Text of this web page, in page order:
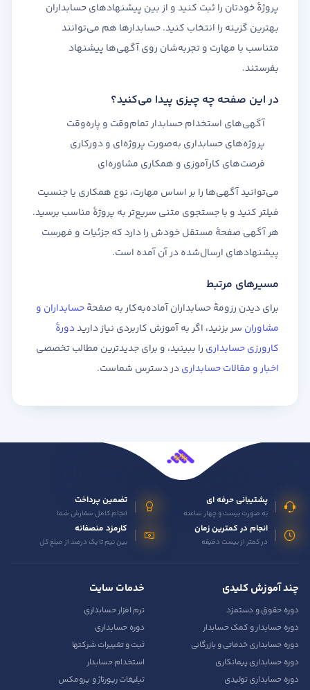
پروژهٔ خودتان را ثبت کنید و از بین پیشنهادهای حسابداران
بهترین گزینه را انتخاب کنید. حسابدارها هم می‌توانند
متناسب با مهارت و تجربه‌شان روی آگهی‌ها پیشنهاد
بفرستند.
در این صفحه چه چیزی پیدا می‌کنید؟
آگهی‌های استخدام حسابدار تمام‌وقت و پاره‌وقت
پروژه‌های حسابداری به‌صورت پروژه‌ای و دورکاری
فرصت‌های کارآموزی و همکاری مشاوره‌ای
می‌توانید آگهی‌ها را بر اساس مهارت، نوع همکاری یا جنسیت
فیلتر کنید و با جستجوی متنی سریع‌تر به پروژهٔ مناسب برسید.
هر آگهی صفحهٔ مستقل خودش را دارد که جزئیات و فهرست
پیشنهادهای ارسال‌شده در آن آمده است.
مسیرهای مرتبط
برای دیدن رزومهٔ حسابداران آماده‌به‌کار به صفحهٔحسابداران و
مشاوران سر بزنید، اگر به آموزش کاربردی نیاز داریددورهٔ
کارورزی حسابداری را ببینید، و برای جدیدترین مطالب تخصصی
اخبار و مقالات حسابداریدر دسترس شماست.
پشتیبانی حرفه ای
به صورت بیست و چهار ساعته
تضمین پرداخت
انجام کامل سفارش شما
انجام در کمترین زمان
در کمتر از بیست دقیقه
کارمزد منصفانه
بین نیم تا یک درصد از مبلغ کل
چند آموزش کلیدی
دوره حقوق و دستمزد
دوره حسابدار و کمک حسابدار
دوره حسابداری خدماتی و بازرگانی
دوره حسابداری پیمانکاری
دوره حسابداری تولیدی
خدمات سایت
نرم افزار حسابداری
دوره حسابداری
ثبت و تغییرات شرکتها
استخدام حسابدار
تبلیغات رپورتاژ و پرومکس